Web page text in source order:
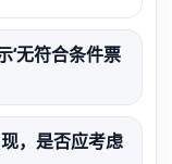
‘无符合条件票
，是否应考虑